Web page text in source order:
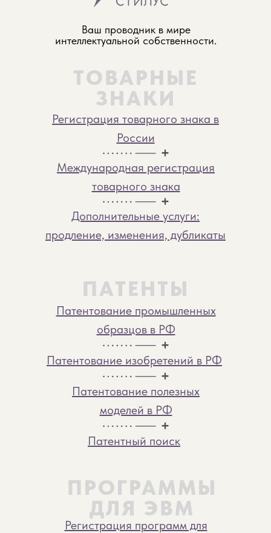
Регистрация товарного знака в
России
Международная регистрация
товарного знака
Дополнительные услуги:
продление, изменения, дубликаты
Ваш проводник в мире
интеллектуальной собственности.
ТОВАРНЫЕ
ЗНАКИ
Патентование промышленных
образцов в РФ
Патентование изобретений в РФ
Патентование полезных
моделей в РФ
ПАТЕНТЫ
Патентный поиск
Регистрация программ для
ПРОГРАММЫ
ДЛЯ ЭВМ